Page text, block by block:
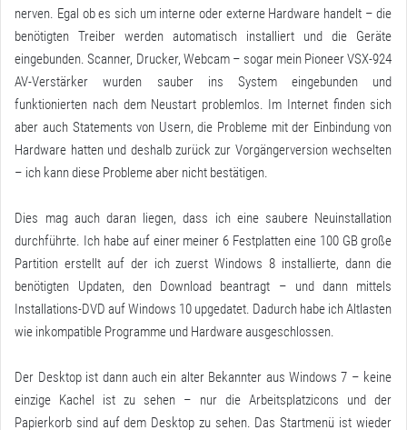
nerven. Egal ob es sich um interne oder externe Hardware handelt – die
benötigten Treiber werden automatisch installiert und die Geräte
eingebunden. Scanner, Drucker, Webcam – sogar mein Pioneer VSX-924
AV-Verstärker wurden sauber ins System eingebunden und
funktionierten nach dem Neustart problemlos. Im Internet finden sich
aber auch Statements von Usern, die Probleme mit der Einbindung von
Hardware hatten und deshalb zurück zur Vorgängerversion wechselten
– ich kann diese Probleme aber nicht bestätigen.
Dies mag auch daran liegen, dass ich eine saubere Neuinstallation
durchführte. Ich habe auf einer meiner 6 Festplatten eine 100 GB große
Partition erstellt auf der ich zuerst Windows 8 installierte, dann die
benötigten Updaten, den Download beantragt – und dann mittels
Installations-DVD auf Windows 10 upgedatet. Dadurch habe ich Altlasten
wie inkompatible Programme und Hardware ausgeschlossen.
Der Desktop ist dann auch ein alter Bekannter aus Windows 7 – keine
einzige Kachel ist zu sehen – nur die Arbeitsplatzicons und der
Papierkorb sind auf dem Desktop zu sehen. Das Startmenü ist wieder